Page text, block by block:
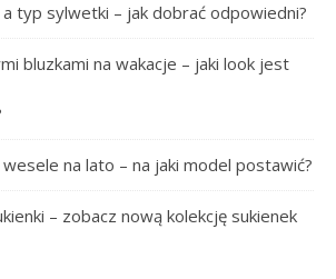
typ sylwetki – jak dobrać odpowiedni?
bluzkami na wakacje – jaki look jest
na lato – na jaki model postawić?
– zobacz nową kolekcję sukienek